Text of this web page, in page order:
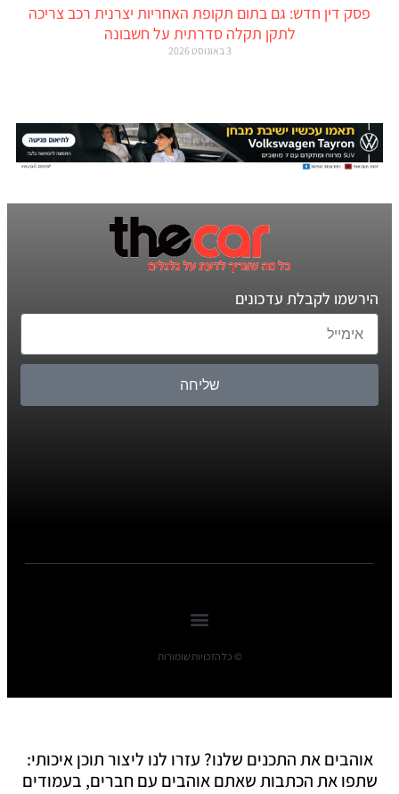
פסק דין חדש: גם בתום תקופת האחריות יצרנית רכב צריכה
לתקן תקלה סדרתית על חשבונה
3 באוגוסט 2026
הירשמו לקבלת עדכונים
שליחה
© כל הזכויות שומורות
אוהבים את התכנים שלנו? עזרו לנו ליצור תוכן איכותי:
שתפו את הכתבות שאתם אוהבים עם חברים, בעמודים